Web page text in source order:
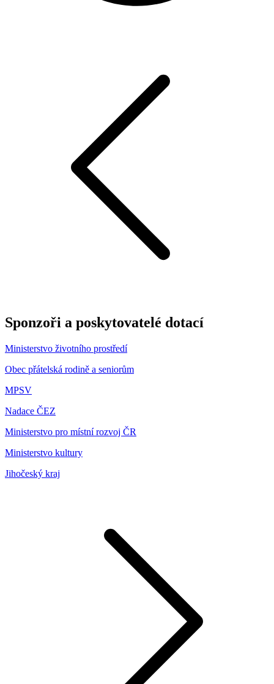
Sponzoři a poskytovatelé dotací
Ministerstvo životního prostředí
Obec přátelská rodině a seniorům
MPSV
Nadace ČEZ
Ministerstvo pro místní rozvoj ČR
Ministerstvo kultury
Jihočeský kraj